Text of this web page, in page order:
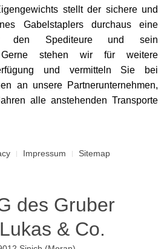
stellt der sichere und
Gabelstaplers durchaus eine
den Spediteure und sein
Gerne stehen wir für weitere
und vermitteln Sie bei
an unsere Partnerunternehmen,
alle anstehenden Transporte
Impressum Sitemap
des Gruber
& Co.